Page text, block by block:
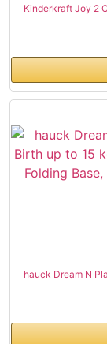
Kinderkraft Joy 2
hauck Dream N